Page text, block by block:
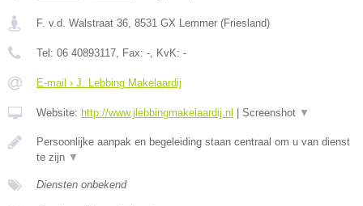
F. v.d. Walstraat 36 8531 GX Lemmer (Friesland)
Tel: 06 40893117 , Fax: - , KvK: -
E-mail › J. Lebbing Makelaardij
Website: http://www.jlebbingmakelaardij.nl Screenshot ▼
Persoonlijke aanpak en begeleiding staan centraal om u van dienst
te zijn ▼
Diensten onbekend